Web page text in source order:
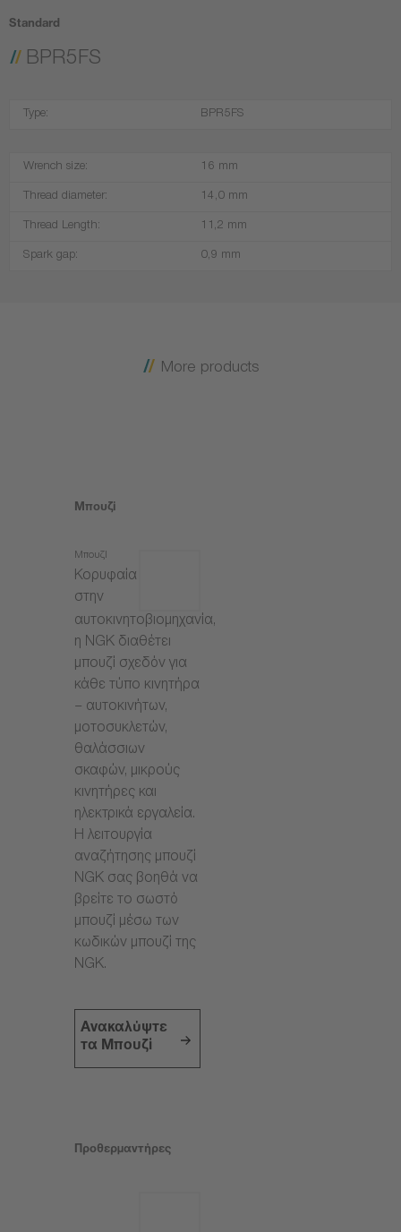
Standard
BPR5FS
Type: BPR5FS
Wrench size: 16 mm
Thread diameter: 14,0 mm
Thread Length: 11,2 mm
Spark gap: 0,9 mm
More products
Μπουζί
Μπουζί
Κορυφαία
στην
αυτοκινητοβιομηχανία,
η NGK διαθέτει
μπουζί σχεδόν για
κάθε τύπο κινητήρα
– αυτοκινήτων,
μοτοσυκλετών,
θαλάσσιων
σκαφών, μικρούς
κινητήρες και
ηλεκτρικά εργαλεία.
Η λειτουργία
αναζήτησης μπουζί
NGK σας βοηθά να
βρείτε το σωστό
μπουζί μέσω των
κωδικών μπουζί της
NGK.
Ανακαλύψτε
τα Μπουζί
Προθερμαντήρες